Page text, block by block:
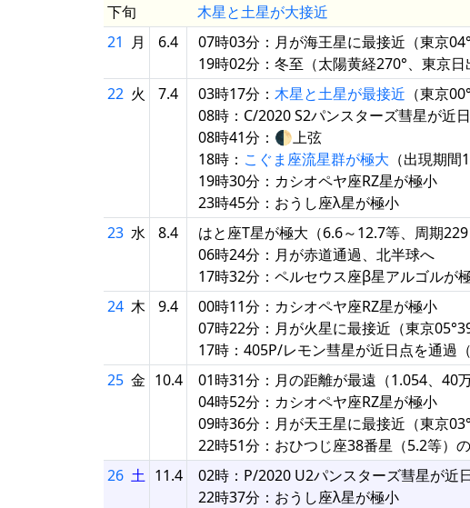
下旬
木星と土星が大接近
21 月 6.4
07時03分：月が海王星に最接近（東京
19時02分：冬至（太陽黄経270°、東京
22 火 7.4 03時17分： 木星と土星が最接近 （東京
08時：C/2020 S2パンスターズ彗星が近
08時41分：🌓上弦
18時： こぐま座流星群が極大 （出現期
19時30分：カシオペヤ座RZ星が極小
23時45分：おうし座λ星が極小
23 水 8.4
はと座T星が極大（6.6～12.7等、周期229
06時24分：月が赤道通過、北半球へ
17時32分：ペルセウス座β星アルゴルが
24 木 9.4
00時11分：カシオペヤ座RZ星が極小
07時22分：月が火星に最接近（東京
17時：405P/レモン彗星が近日点を通過（
25 金 10.4
01時31分：月の距離が最遠（1.054、40
04時52分：カシオペヤ座RZ星が極小
09時36分：月が天王星に最接近（東京
22時51分：おひつじ座38番星（5.2等）
26 土 11.4
02時：P/2020 U2パンスターズ彗星が近
22時37分：おうし座λ星が極小